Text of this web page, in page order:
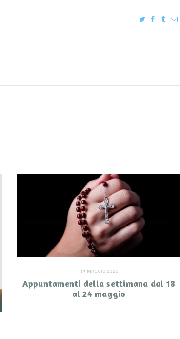
17 MAGGIO 2026
Appuntamenti della settimana dal 18
al 24 maggio